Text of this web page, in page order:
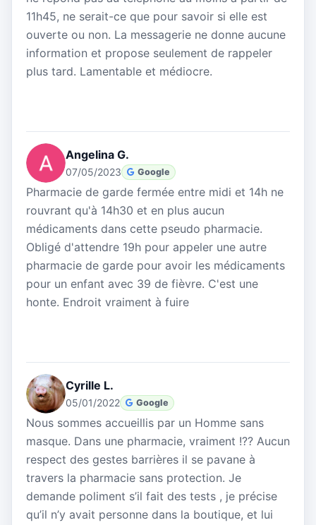
11h45, ne serait-ce que pour savoir si elle est
ouverte ou non. La messagerie ne donne aucune
information et propose seulement de rappeler
plus tard. Lamentable et médiocre.
Angelina G.
07/05/2023 Google
Pharmacie de garde fermée entre midi et 14h ne
rouvrant qu'à 14h30 et en plus aucun
médicaments dans cette pseudo pharmacie.
Obligé d'attendre 19h pour appeler une autre
pharmacie de garde pour avoir les médicaments
pour un enfant avec 39 de fièvre. C'est une
honte. Endroit vraiment à fuire
Cyrille L.
05/01/2022 Google
Nous sommes accueillis par un Homme sans
masque. Dans une pharmacie, vraiment !?? Aucun
respect des gestes barrières il se pavane à
travers la pharmacie sans protection. Je
demande poliment s’il fait des tests , je précise
qu’il n’y avait personne dans la boutique, et lui